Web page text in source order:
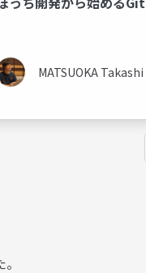
MATSUOKA Takashi